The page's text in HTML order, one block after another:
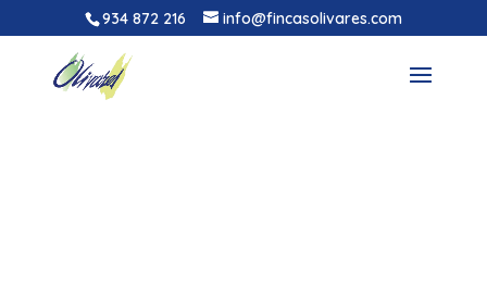
934 872 216 info@fincasolivares.com